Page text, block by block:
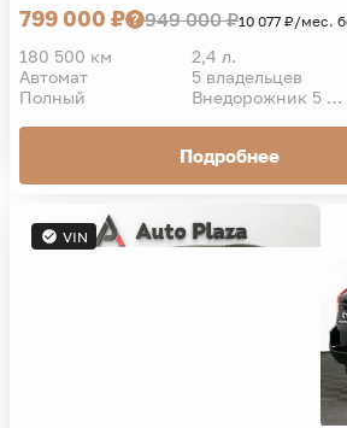
799 000 ₽ 949 000 ₽10 077 ₽/мес.
180 500 км 2,4 л.
Автомат
5 владельцев
Полный
Внедорожник 5 дв.
Подробнее
VIN